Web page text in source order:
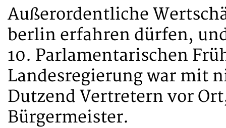
Außerordentliche
berlin erfahren dürfen,
10. Parlamentarischen
Landesregierung war mit
Dutzend Vertretern vor
Bürgermeister.